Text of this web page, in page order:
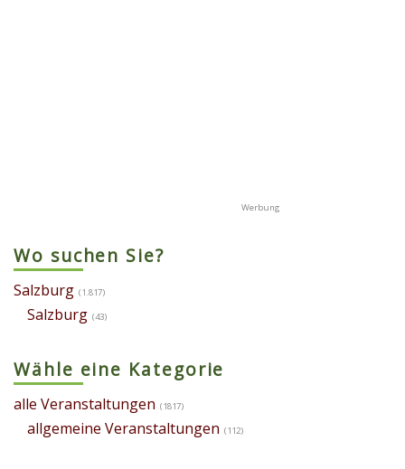
Wo suchen Sie?
Salzburg (1.817)
Salzburg (43)
Wähle eine Kategorie
alle Veranstaltungen (1817)
allgemeine Veranstaltungen (112)